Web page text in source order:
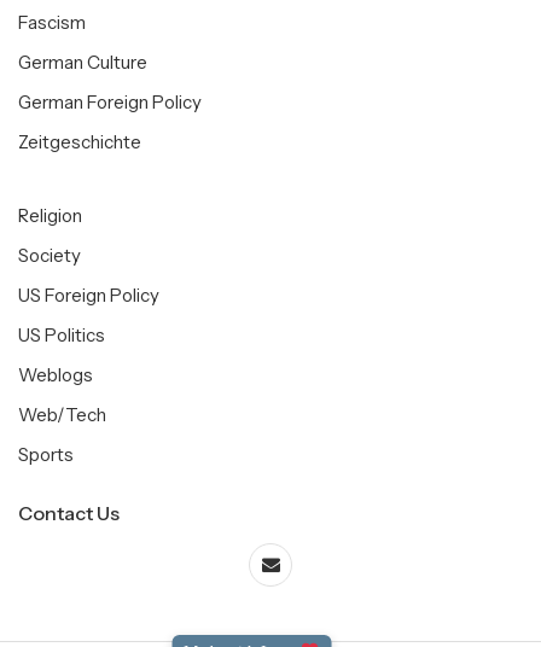
Fascism
German Culture
German Foreign Policy
Zeitgeschichte
Religion
Society
US Foreign Policy
US Politics
Weblogs
Web/Tech
Sports
Contact Us